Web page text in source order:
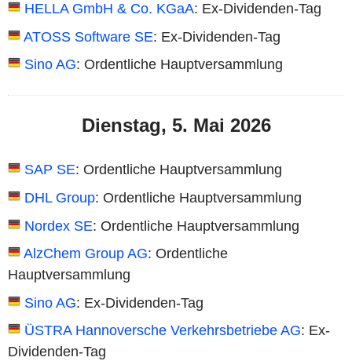
HELLA GmbH & Co. KGaA: Ex-Dividenden-Tag
ATOSS Software SE: Ex-Dividenden-Tag
Sino AG: Ordentliche Hauptversammlung
Dienstag, 5. Mai 2026
SAP SE: Ordentliche Hauptversammlung
DHL Group: Ordentliche Hauptversammlung
Nordex SE: Ordentliche Hauptversammlung
AlzChem Group AG: Ordentliche
Hauptversammlung
Sino AG: Ex-Dividenden-Tag
ÜSTRA Hannoversche Verkehrsbetriebe AG: Ex-
Dividenden-Tag